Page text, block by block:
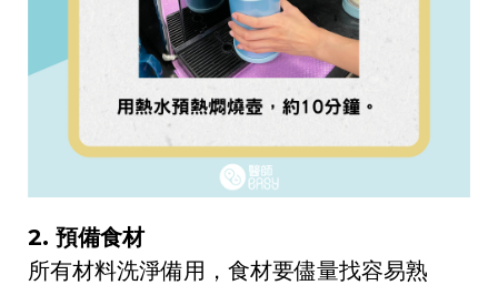
2. 預備食材
所有材料洗淨備用，食材要儘量找容易熟